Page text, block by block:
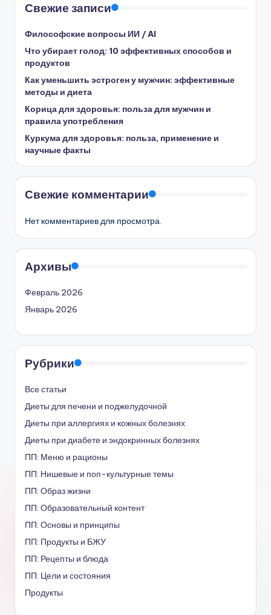
Свежие записи
Философские вопросы ИИ / AI
Что убирает голод: 10 эффективных способов и
продуктов
Как уменьшить эстроген у мужчин: эффективные
методы и диета
Корица для здоровья: польза для мужчин и
правила употребления
Куркума для здоровья: польза, применение и
научные факты
Свежие комментарии
Нет комментариев для просмотра.
Архивы
Февраль 2026
Январь 2026
Рубрики
Все статьи
Диеты для печени и поджелудочной
Диеты при аллергиях и кожных болезнях
Диеты при диабете и эндокринных болезнях
ПП: Меню и рационы
ПП: Нишевые и поп-культурные темы
ПП: Образ жизни
ПП: Образовательный контент
ПП: Основы и принципы
ПП: Продукты и БЖУ
ПП: Рецепты и блюда
ПП: Цели и состояния
Продукты